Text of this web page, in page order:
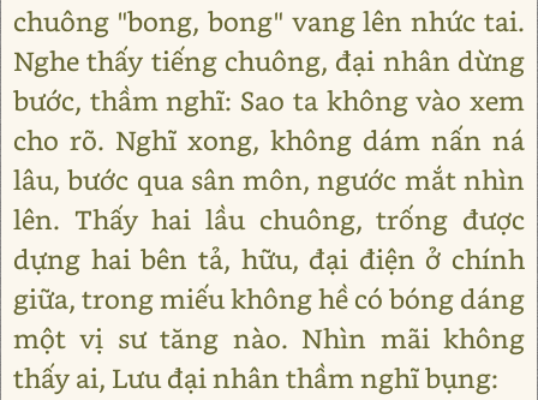
chuông "bong, bong" vang lên nhức tai.
Nghe thấy tiếng chuông, đại nhân dừng
bước, thầm nghĩ: Sao ta không vào xem
cho rõ. Nghĩ xong, không dám nấn ná
lâu, bước qua sân môn, ngước mắt nhìn
lên. Thấy hai lầu chuông, trống được
dựng hai bên tả, hữu, đại điện ở chính
giữa, trong miếu không hề có bóng dáng
một vị sư tăng nào. Nhìn mãi không
thấy ai, Lưu đại nhân thầm nghĩ bụng: